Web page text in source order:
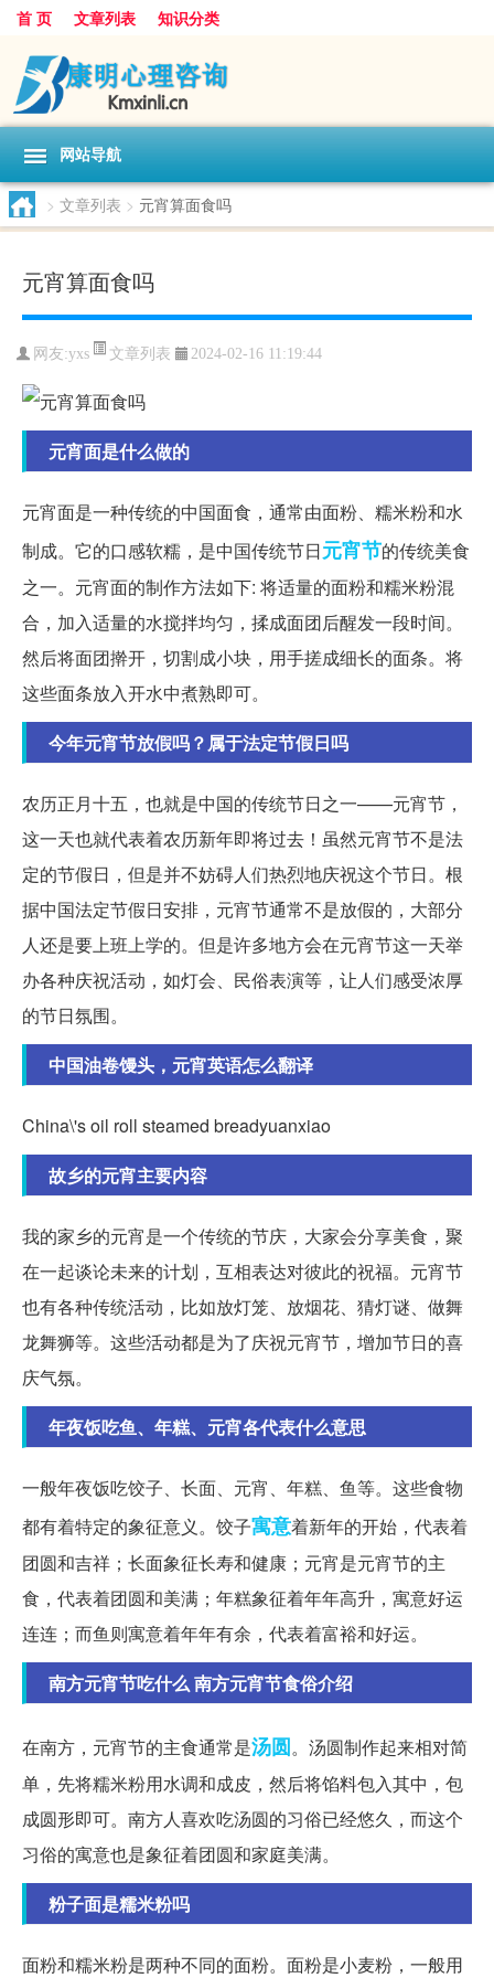
首 页 文章列表 知识分类
网站导航
> 文章列表 > 元宵算面食吗
元宵算面食吗
网友:yxs 文章列表 2024-02-16 11:19:44
元宵面是什么做的
元宵面是一种传统的中国面食，通常由面粉、糯米粉和水
制成。它的口感软糯，是中国传统节日元宵节的传统美食
之一。元宵面的制作方法如下: 将适量的面粉和糯米粉混
合，加入适量的水搅拌均匀，揉成面团后醒发一段时间。
然后将面团擀开，切割成小块，用手搓成细长的面条。将
这些面条放入开水中煮熟即可。
今年元宵节放假吗？属于法定节假日吗
农历正月十五，也就是中国的传统节日之一——元宵节，
这一天也就代表着农历新年即将过去！虽然元宵节不是法
定的节假日，但是并不妨碍人们热烈地庆祝这个节日。根
据中国法定节假日安排，元宵节通常不是放假的，大部分
人还是要上班上学的。但是许多地方会在元宵节这一天举
办各种庆祝活动，如灯会、民俗表演等，让人们感受浓厚
的节日氛围。
中国油卷馒头，元宵英语怎么翻译
China\'s oil roll steamed breadyuanxiao
故乡的元宵主要内容
我的家乡的元宵是一个传统的节庆，大家会分享美食，聚
在一起谈论未来的计划，互相表达对彼此的祝福。元宵节
也有各种传统活动，比如放灯笼、放烟花、猜灯谜、做舞
龙舞狮等。这些活动都是为了庆祝元宵节，增加节日的喜
庆气氛。
年夜饭吃鱼、年糕、元宵各代表什么意思
一般年夜饭吃饺子、长面、元宵、年糕、鱼等。这些食物
都有着特定的象征意义。饺子寓意着新年的开始，代表着
团圆和吉祥；长面象征长寿和健康；元宵是元宵节的主
食，代表着团圆和美满；年糕象征着年年高升，寓意好运
连连；而鱼则寓意着年年有余，代表着富裕和好运。
南方元宵节吃什么 南方元宵节食俗介绍
在南方，元宵节的主食通常是汤圆。汤圆制作起来相对简
单，先将糯米粉用水调和成皮，然后将馅料包入其中，包
成圆形即可。南方人喜欢吃汤圆的习俗已经悠久，而这个
习俗的寓意也是象征着团圆和家庭美满。
粉子面是糯米粉吗
面粉和糯米粉是两种不同的面粉。面粉是小麦粉，一般用